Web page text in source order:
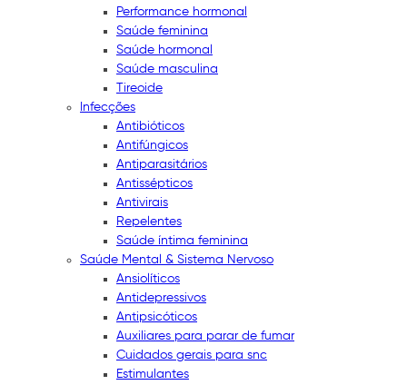
Performance hormonal
Saúde feminina
Saúde hormonal
Saúde masculina
Tireoide
Infecções
Antibióticos
Antifúngicos
Antiparasitários
Antissépticos
Antivirais
Repelentes
Saúde íntima feminina
Saúde Mental & Sistema Nervoso
Ansiolíticos
Antidepressivos
Antipsicóticos
Auxiliares para parar de fumar
Cuidados gerais para snc
Estimulantes